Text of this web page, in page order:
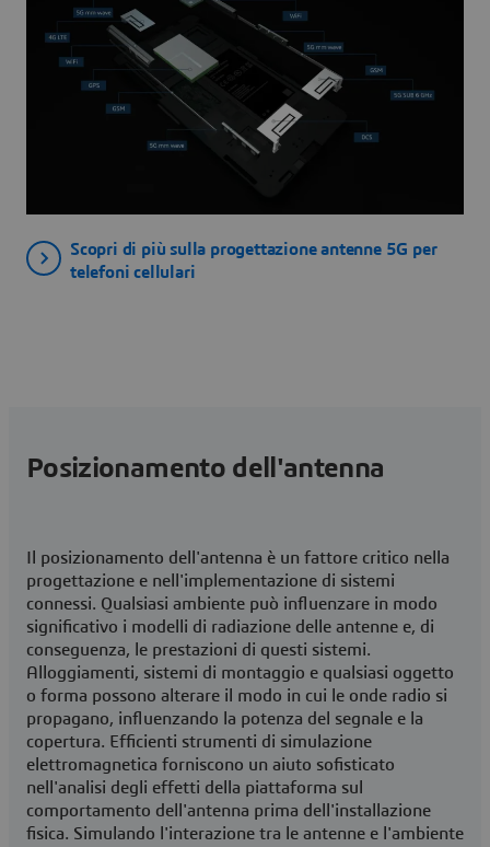
Scopri di più sulla progettazione antenne 5G per
telefoni cellulari
Posizionamento dell'antenna
Il posizionamento dell'antenna è un fattore critico nella
progettazione e nell'implementazione di sistemi
connessi. Qualsiasi ambiente può influenzare in modo
significativo i modelli di radiazione delle antenne e, di
conseguenza, le prestazioni di questi sistemi.
Alloggiamenti, sistemi di montaggio e qualsiasi oggetto
o forma possono alterare il modo in cui le onde radio si
propagano, influenzando la potenza del segnale e la
copertura. Efficienti strumenti di simulazione
elettromagnetica forniscono un aiuto sofisticato
nell'analisi degli effetti della piattaforma sul
comportamento dell'antenna prima dell'installazione
fisica. Simulando l'interazione tra le antenne e l'ambiente